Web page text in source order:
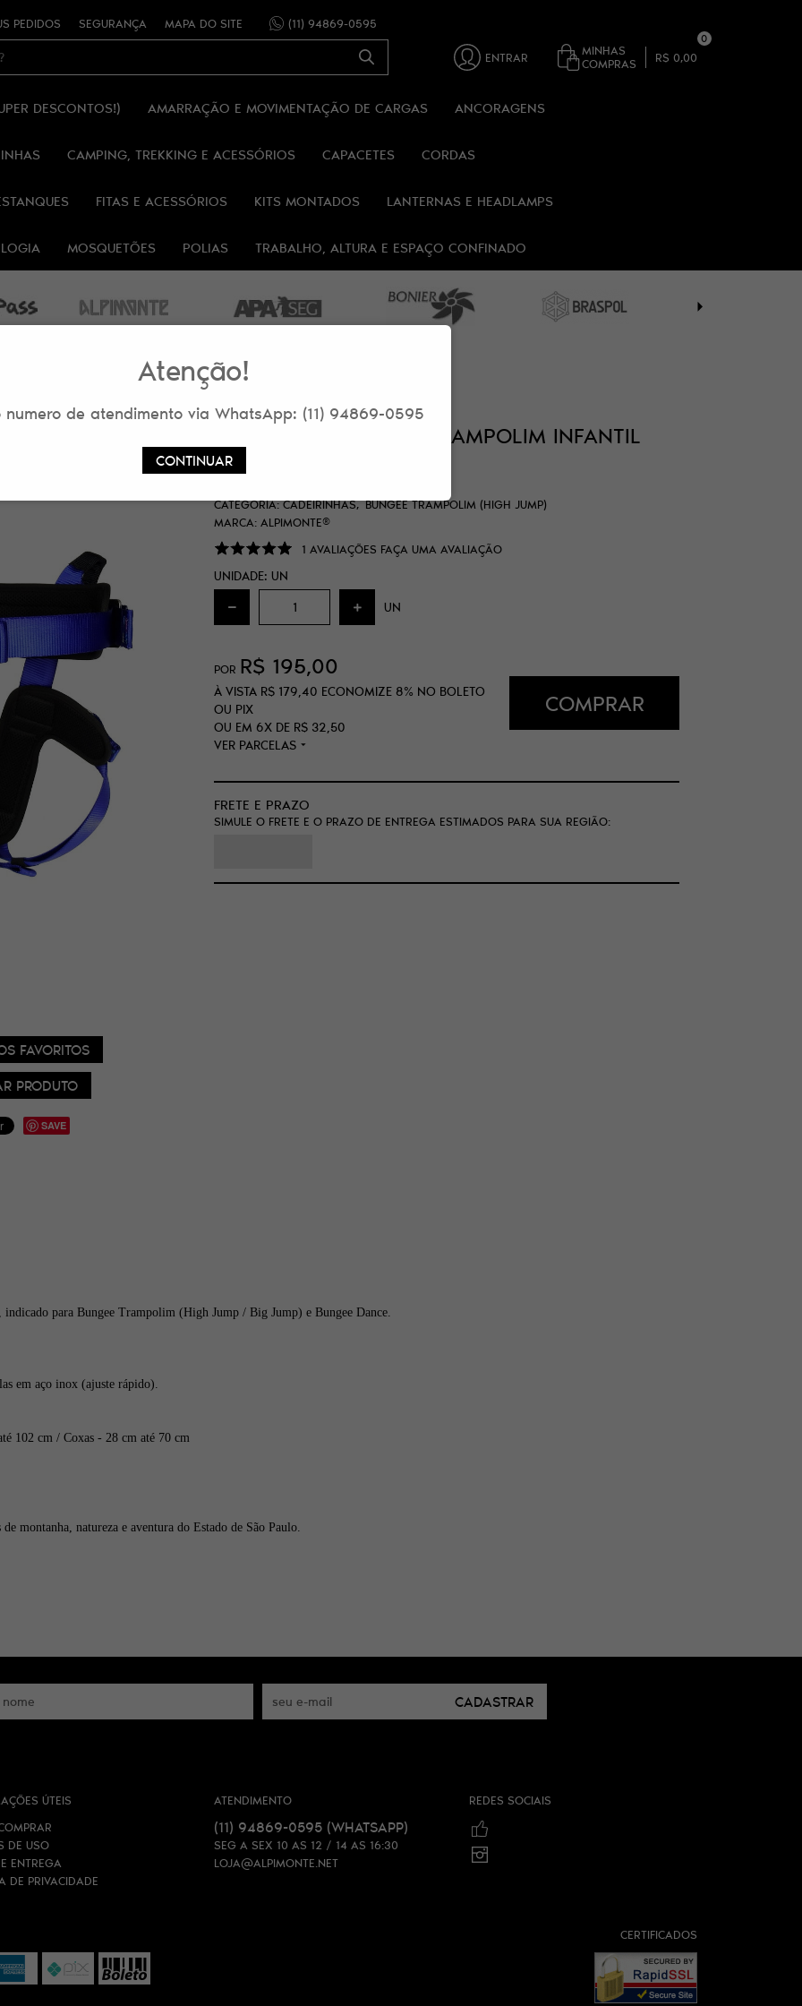
PEDIDOS SEGURANÇA MAPA DO SITE (11) 94869-0595
ENTRAR
MINHAS
COMPRAS
0
R$ 0,00
DESCONTOS!) AMARRAÇÃO E MOVIMENTAÇÃO DE CARGAS ANCORAGENS
CAMPING, TREKKING E ACESSÓRIOS CAPACETES CORDAS
FITAS E ACESSÓRIOS KITS MONTADOS LANTERNAS E HEADLAMPS
MOSQUETÕES POLIAS TRABALHO, ALTURA E ESPAÇO CONFINADO
CADEIRINHA BUNGEE TRAMPOLIM TAMANHO P AJUSTE RÁPIDO
FAVORITOS
PRODUTO
SAVE
CADEIRINHA BUNGEE TRAMPOLIM INFANTIL
SPIRIT
CATEGORIA: CADEIRINHAS BUNGEE TRAMPOLIM (HIGH JUMP)
MARCA: ALPIMONTE®
1 AVALIAÇÕES FAÇA UMA AVALIAÇÃO
UNIDADE: UN
UN
POR R$ 195,00
À VISTA R$ 179,40 ECONOMIZE 8% NO BOLETO
OU PIX
OU EM 6X DE R$ 32,50
VER PARCELAS
COMPRAR
FRETE E PRAZO
SIMULE O FRETE E O PRAZO DE ENTREGA ESTIMADOS PARA SUA REGIÃO:
para Bungee Trampolim (High Jump / Big Jump) e Bungee Dance.
em aço inox (ajuste rápido).
102 cm / Coxas - 28 cm até 70 cm
montanha, natureza e aventura do Estado de São Paulo.
CADASTRAR
ÚTEIS
DE USO
ENTREGA
DE PRIVACIDADE
ATENDIMENTO
(11) 94869-0595 (WHATSAPP)
SEG A SEX 10 AS 12 / 14 AS 16:30
LOJA@ALPIMONTE.NET
REDES SOCIAIS
CERTIFICADOS
Atenção!
numero de atendimento via WhatsApp: (11) 94869-0595
CONTINUAR